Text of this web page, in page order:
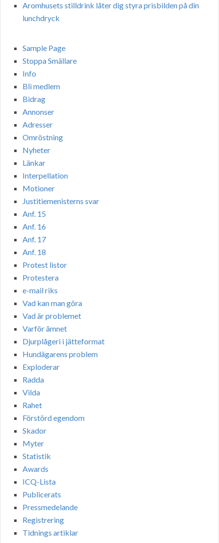
Aromhusets stilldrink låter dig styra prisbilden på din
lunchdryck
Sample Page
Stoppa Smällare
Info
Bli medlem
Bidrag
Annonser
Adresser
Omröstning
Nyheter
Länkar
Interpellation
Motioner
Justitiemenisterns svar
Anf. 15
Anf. 16
Anf. 17
Anf. 18
Protest listor
Protestera
e-mail riks
Vad kan man göra
Vad är problemet
Varför ämnet
Djurplågeri i jätteformat
Hundägarens problem
Exploderar
Radda
Vilda
Rahet
Förstörd egendom
Skador
Myter
Statistik
Awards
ICQ-Lista
Publicerats
Pressmedelande
Registrering
Tidnings artiklar